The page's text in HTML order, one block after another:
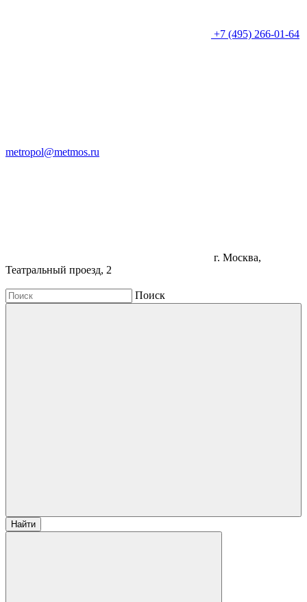
+7 (495) 266-01-64
metropol@metmos.ru
г. Москва,
Театральный проезд, 2
Поиск
Найти